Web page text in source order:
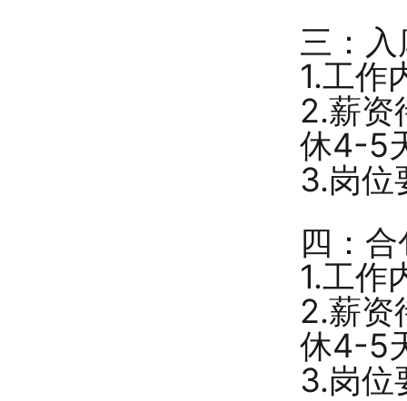
三：
1.工作
2.薪资
休4-5
3.岗位
四：
1.工作
2.薪资
休4-5
3.岗位